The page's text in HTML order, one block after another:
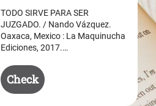
$ 50.50.
$ 35.50.
TODO SIRVE PARA SER
JUZGADO. / Nando Vázquez.
Oaxaca, Mexico : La Maquinucha
Ediciones, 2017.…
Check